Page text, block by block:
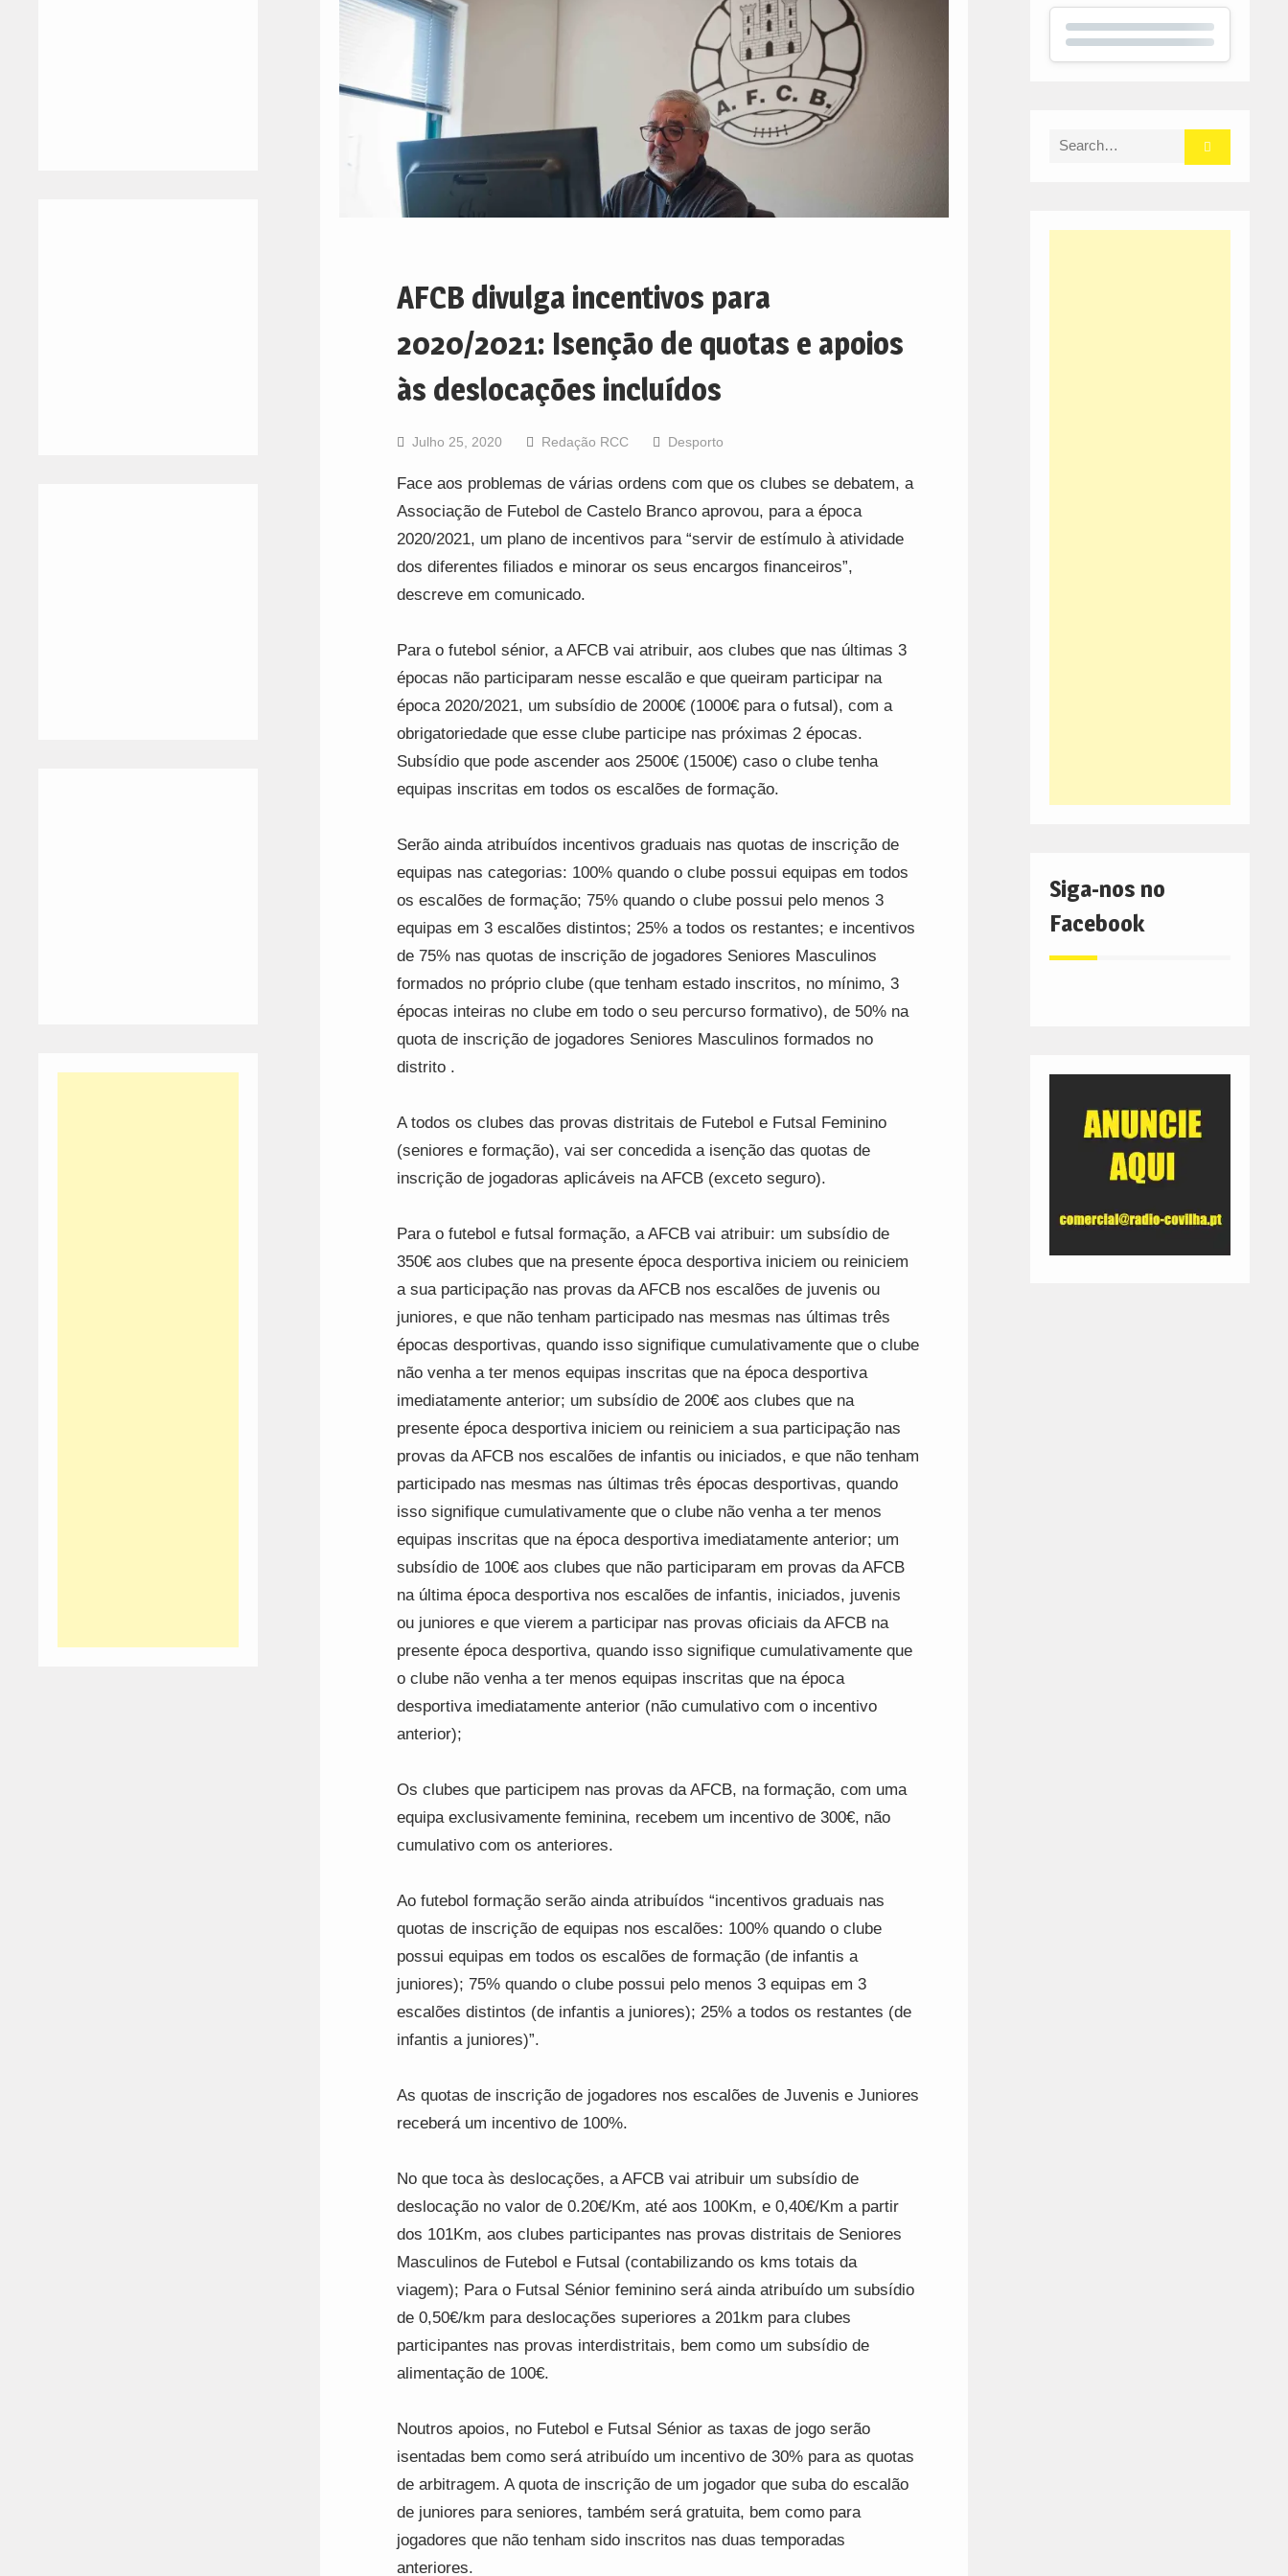
AFCB divulga incentivos para
2020/2021: Isenção de quotas e apoios
às deslocações incluídos
Julho 25, 2020 Redação RCC Desporto
Face aos problemas de várias ordens com que os clubes se debatem, a
Associação de Futebol de Castelo Branco aprovou, para a época
2020/2021, um plano de incentivos para “servir de estímulo à atividade
dos diferentes filiados e minorar os seus encargos financeiros”,
descreve em comunicado.
Para o futebol sénior, a AFCB vai atribuir, aos clubes que nas últimas 3
épocas não participaram nesse escalão e que queiram participar na
época 2020/2021, um subsídio de 2000€ (1000€ para o futsal), com a
obrigatoriedade que esse clube participe nas próximas 2 épocas.
Subsídio que pode ascender aos 2500€ (1500€) caso o clube tenha
equipas inscritas em todos os escalões de formação.
Serão ainda atribuídos incentivos graduais nas quotas de inscrição de
equipas nas categorias: 100% quando o clube possui equipas em todos
os escalões de formação; 75% quando o clube possui pelo menos 3
equipas em 3 escalões distintos; 25% a todos os restantes; e incentivos
de 75% nas quotas de inscrição de jogadores Seniores Masculinos
formados no próprio clube (que tenham estado inscritos, no mínimo, 3
épocas inteiras no clube em todo o seu percurso formativo), de 50% na
quota de inscrição de jogadores Seniores Masculinos formados no
distrito .
A todos os clubes das provas distritais de Futebol e Futsal Feminino
(seniores e formação), vai ser concedida a isenção das quotas de
inscrição de jogadoras aplicáveis na AFCB (exceto seguro).
Para o futebol e futsal formação, a AFCB vai atribuir: um subsídio de
350€ aos clubes que na presente época desportiva iniciem ou reiniciem
a sua participação nas provas da AFCB nos escalões de juvenis ou
juniores, e que não tenham participado nas mesmas nas últimas três
épocas desportivas, quando isso signifique cumulativamente que o clube
não venha a ter menos equipas inscritas que na época desportiva
imediatamente anterior; um subsídio de 200€ aos clubes que na
presente época desportiva iniciem ou reiniciem a sua participação nas
provas da AFCB nos escalões de infantis ou iniciados, e que não tenham
participado nas mesmas nas últimas três épocas desportivas, quando
isso signifique cumulativamente que o clube não venha a ter menos
equipas inscritas que na época desportiva imediatamente anterior; um
subsídio de 100€ aos clubes que não participaram em provas da AFCB
na última época desportiva nos escalões de infantis, iniciados, juvenis
ou juniores e que vierem a participar nas provas oficiais da AFCB na
presente época desportiva, quando isso signifique cumulativamente que
o clube não venha a ter menos equipas inscritas que na época
desportiva imediatamente anterior (não cumulativo com o incentivo
anterior);
Os clubes que participem nas provas da AFCB, na formação, com uma
equipa exclusivamente feminina, recebem um incentivo de 300€, não
cumulativo com os anteriores.
Ao futebol formação serão ainda atribuídos “incentivos graduais nas
quotas de inscrição de equipas nos escalões: 100% quando o clube
possui equipas em todos os escalões de formação (de infantis a
juniores); 75% quando o clube possui pelo menos 3 equipas em 3
escalões distintos (de infantis a juniores); 25% a todos os restantes (de
infantis a juniores)”.
As quotas de inscrição de jogadores nos escalões de Juvenis e Juniores
receberá um incentivo de 100%.
No que toca às deslocações, a AFCB vai atribuir um subsídio de
deslocação no valor de 0.20€/Km, até aos 100Km, e 0,40€/Km a partir
dos 101Km, aos clubes participantes nas provas distritais de Seniores
Masculinos de Futebol e Futsal (contabilizando os kms totais da
viagem); Para o Futsal Sénior feminino será ainda atribuído um subsídio
de 0,50€/km para deslocações superiores a 201km para clubes
participantes nas provas interdistritais, bem como um subsídio de
alimentação de 100€.
Noutros apoios, no Futebol e Futsal Sénior as taxas de jogo serão
isentadas bem como será atribuído um incentivo de 30% para as quotas
de arbitragem. A quota de inscrição de um jogador que suba do escalão
de juniores para seniores, também será gratuita, bem como para
jogadores que não tenham sido inscritos nas duas temporadas
anteriores.
Search
Siga-nos no
Facebook